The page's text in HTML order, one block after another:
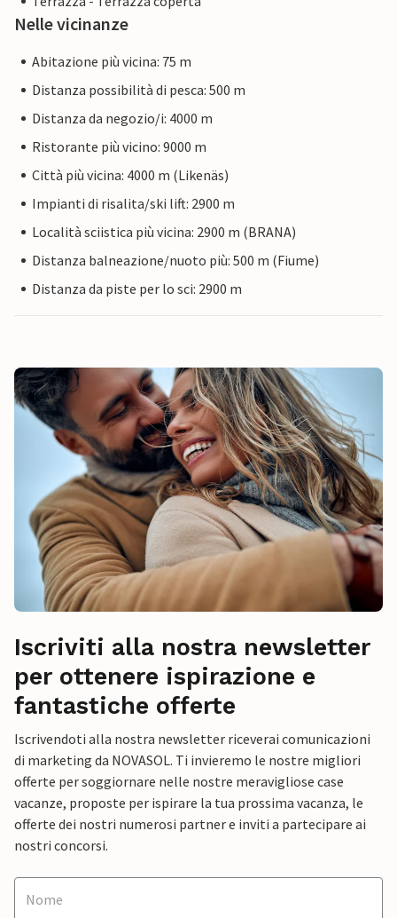
Nelle vicinanze
Abitazione più vicina: 75 m
Distanza possibilità di pesca: 500 m
Distanza da negozio/i: 4000 m
Ristorante più vicino: 9000 m
Città più vicina: 4000 m (Likenäs)
Impianti di risalita/ski lift: 2900 m
Località sciistica più vicina: 2900 m (BRANA)
Distanza balneazione/nuoto più: 500 m (Fiume)
Distanza da piste per lo sci: 2900 m
Iscriviti alla nostra newsletter
per ottenere ispirazione e
fantastiche offerte
Iscrivendoti alla nostra newsletter riceverai comunicazioni
di marketing da NOVASOL. Ti invieremo le nostre migliori
offerte per soggiornare nelle nostre meravigliose case
vacanze, proposte per ispirare la tua prossima vacanza, le
offerte dei nostri numerosi partner e inviti a partecipare ai
nostri concorsi.